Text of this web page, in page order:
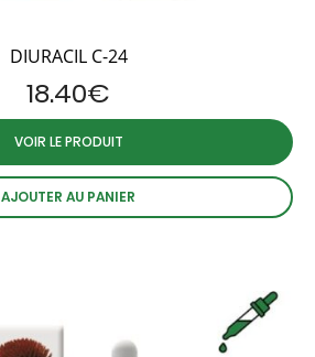
DIURACIL C-24
18.40€
VOIR LE PRODUIT
AJOUTER AU PANIER